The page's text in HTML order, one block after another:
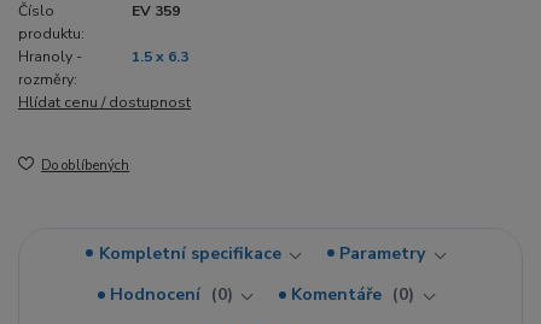
Číslo
produktu:
EV 359
Hranoly -
rozměry:
1.5 x 6.3
Hlídat cenu / dostupnost
Do oblíbených
Kompletní specifikace
Parametry
Hodnocení
0 Komentáře
0